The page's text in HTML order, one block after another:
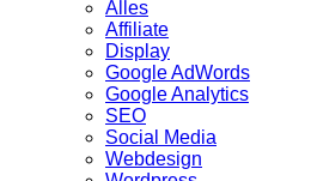
Alles
Affiliate
Display
Google AdWords
Google Analytics
SEO
Social Media
Webdesign